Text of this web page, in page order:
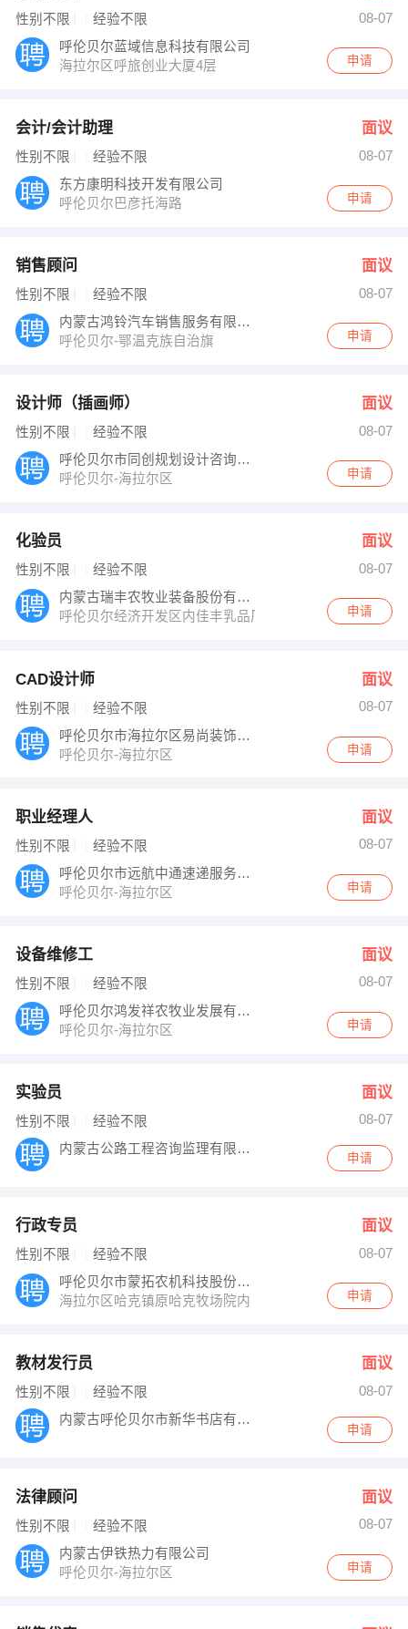
性别不限 经验不限
08-07
呼伦贝尔蓝域信息科技有限公司
海拉尔区呼旅创业大厦4层
申请
会计/会计助理 面议
性别不限 经验不限
08-07
东方康明科技开发有限公司
呼伦贝尔巴彦托海路
申请
销售顾问 面议
性别不限 经验不限
08-07
内蒙古鸿铃汽车销售服务有限公司呼伦贝尔
呼伦贝尔-鄂温克族自治旗
申请
设计师（插画师） 面议
性别不限 经验不限
08-07
呼伦贝尔市同创规划设计咨询有限公司
呼伦贝尔-海拉尔区
申请
化验员 面议
性别不限 经验不限
08-07
内蒙古瑞丰农牧业装备股份有限公司
呼伦贝尔经济开发区内佳丰乳品厂以西、301国道以西、
申请
CAD设计师 面议
性别不限 经验不限
08-07
呼伦贝尔市海拉尔区易尚装饰工程有限公司
呼伦贝尔-海拉尔区
申请
职业经理人 面议
性别不限 经验不限
08-07
呼伦贝尔市远航中通速递服务有限公司
呼伦贝尔-海拉尔区
申请
设备维修工 面议
性别不限 经验不限
08-07
呼伦贝尔鸿发祥农牧业发展有限公司
呼伦贝尔-海拉尔区
申请
实验员 面议
性别不限 经验不限
08-07
内蒙古公路工程咨询监理有限责任公司
申请
行政专员 面议
性别不限 经验不限
08-07
呼伦贝尔市蒙拓农机科技股份有限公司
海拉尔区哈克镇原哈克牧场院内
申请
教材发行员 面议
性别不限 经验不限
08-07
内蒙古呼伦贝尔市新华书店有限公司
申请
法律顾问 面议
性别不限 经验不限
08-07
内蒙古伊铁热力有限公司
呼伦贝尔-海拉尔区
申请